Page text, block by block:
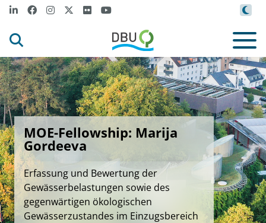
MOE-Fellowship: Marija
Gordeeva
Erfassung und Bewertung der
Gewässerbelastungen sowie des
gegenwärtigen ökologischen
Gewässerzustandes im Einzugsbereich